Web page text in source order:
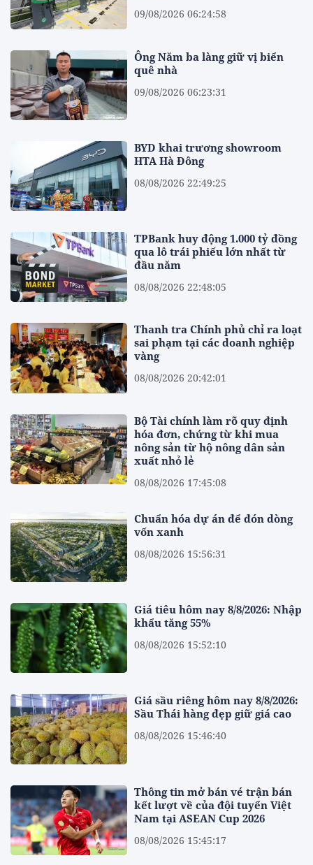
09/08/2026 06:24:58
Ông Năm ba làng giữ vị biển
quê nhà
09/08/2026 06:23:31
BYD khai trương showroom
HTA Hà Đông
08/08/2026 22:49:25
TPBank huy động 1.000 tỷ đồng
qua lô trái phiếu lớn nhất từ
đầu năm
08/08/2026 22:48:05
Thanh tra Chính phủ chỉ ra loạt
sai phạm tại các doanh nghiệp
vàng
08/08/2026 20:42:01
Bộ Tài chính làm rõ quy định
hóa đơn, chứng từ khi mua
nông sản từ hộ nông dân sản
xuất nhỏ lẻ
08/08/2026 17:45:08
Chuẩn hóa dự án để đón dòng
vốn xanh
08/08/2026 15:56:31
Giá tiêu hôm nay 8/8/2026: Nhập
khẩu tăng 55%
08/08/2026 15:52:10
Giá sầu riêng hôm nay 8/8/2026:
Sầu Thái hàng đẹp giữ giá cao
08/08/2026 15:46:40
Thông tin mở bán vé trận bán
kết lượt về của đội tuyển Việt
Nam tại ASEAN Cup 2026
08/08/2026 15:45:17